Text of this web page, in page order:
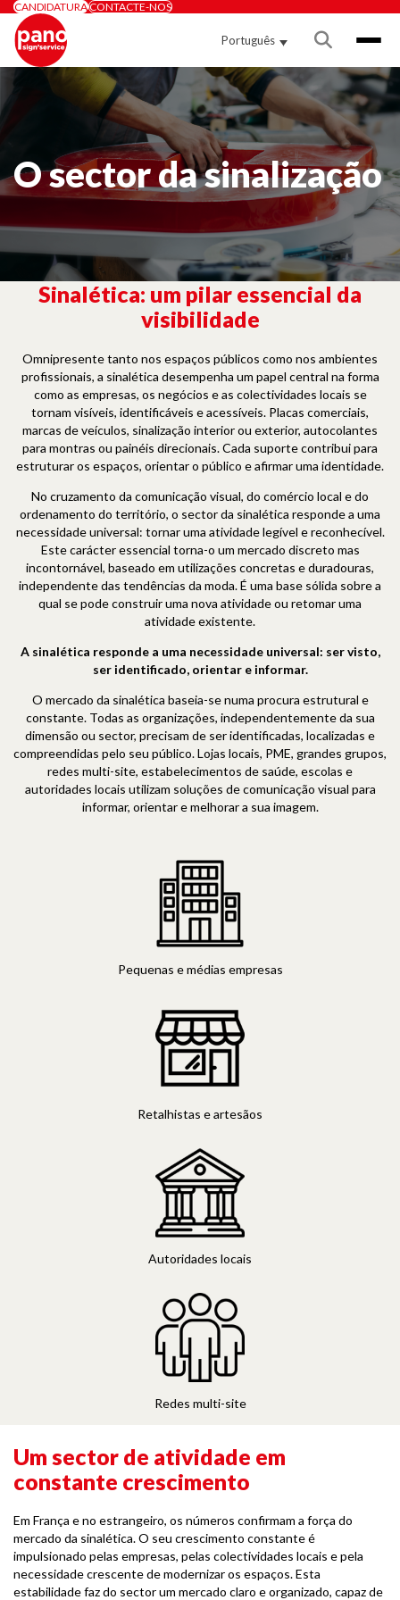
CANDIDATURACONTACTE-NOS
Português
O sector da sinalização
Sinalética: um pilar essencial da
visibilidade
Omnipresente tanto nos espaços públicos como nos ambientes
profissionais, a sinalética desempenha um papel central na forma
como as empresas, os negócios e as colectividades locais se
tornam visíveis, identificáveis e acessíveis. Placas comerciais,
marcas de veículos, sinalização interior ou exterior, autocolantes
para montras ou painéis direcionais. Cada suporte contribui para
estruturar os espaços, orientar o público e afirmar uma identidade.
No cruzamento da comunicação visual, do comércio local e do
ordenamento do território, o sector da sinalética responde a uma
necessidade universal: tornar uma atividade legível e reconhecível.
Este carácter essencial torna-o um mercado discreto mas
incontornável, baseado em utilizações concretas e duradouras,
independente das tendências da moda. É uma base sólida sobre a
qual se pode construir uma nova atividade ou retomar uma
atividade existente.
A sinalética responde a uma necessidade universal: ser visto,
ser identificado, orientar e informar.
O mercado da sinalética baseia-se numa procura estrutural e
constante. Todas as organizações, independentemente da sua
dimensão ou sector, precisam de ser identificadas, localizadas e
compreendidas pelo seu público. Lojas locais, PME, grandes grupos,
redes multi-site, estabelecimentos de saúde, escolas e
autoridades locais utilizam soluções de comunicação visual para
informar, orientar e melhorar a sua imagem.
Pequenas e médias empresas
Retalhistas e artesãos
Autoridades locais
Redes multi-site
Um sector de atividade em
constante crescimento
Em França e no estrangeiro, os números confirmam a força do
mercado da sinalética. O seu crescimento constante é
impulsionado pelas empresas, pelas colectividades locais e pela
necessidade crescente de modernizar os espaços. Esta
estabilidade faz do sector um mercado claro e organizado, capaz de
Painel de Gerenciamento de Cookies